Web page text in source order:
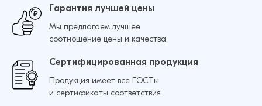
Добавить в корзину
Гарантия лучшей цены
Мы предлагаем лучшее
соотношение цены и качества
Сертифицированная продукция
Продукция имеет все ГОСТы
и сертификаты соответствия